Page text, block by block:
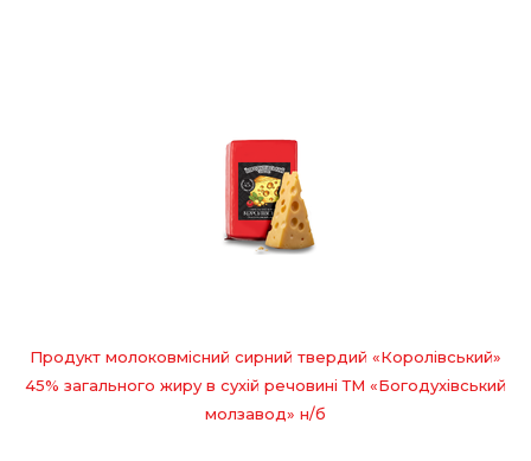
Продукт молоковмісний сирний твердий «Королівський»
45% загального жиру в сухій речовині ТМ «Богодухівський
молзавод» н/б